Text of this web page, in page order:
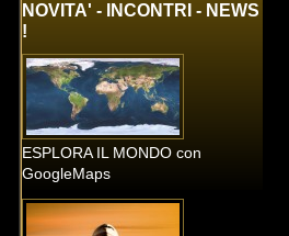
NOVITA' - INCONTRI - NEWS
!
ESPLORA IL MONDO con
GoogleMaps